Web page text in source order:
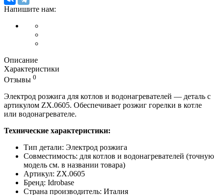
Напишите нам:
Описание
Характеристики
Отзывы 0
Электрод розжига для котлов и водонагревателей — деталь с
артикулом ZX.0605. Обеспечивает розжиг горелки в котле
или водонагревателе.
Технические характеристики:
Тип детали: Электрод розжига
Совместимость: для котлов и водонагревателей (точную
модель см. в названии товара)
Артикул: ZX.0605
Бренд: Idrobase
Страна производитель: Италия